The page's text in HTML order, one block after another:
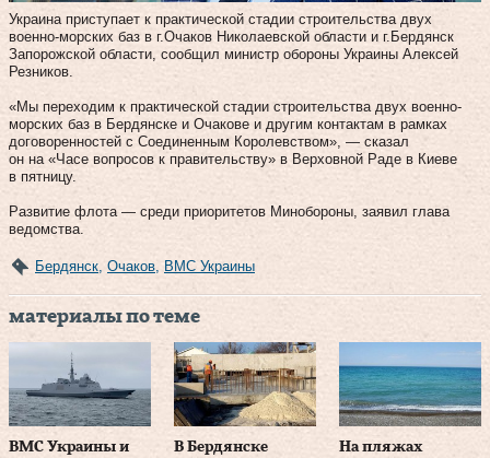
Украина приступает к практической стадии строительства двух
военно-морских баз в г.Очаков Николаевской области и г.Бердянск
Запорожской области, сообщил министр обороны Украины Алексей
Резников.
«Мы переходим к практической стадии строительства двух военно-
морских баз в Бердянске и Очакове и другим контактам в рамках
договоренностей с Соединенным Королевством», — сказал
он на «Часе вопросов к правительству» в Верховной Раде в Киеве
в пятницу.
Развитие флота — среди приоритетов Минобороны, заявил глава
ведомства.
Бердянск Очаков ВМС Украины
материалы по теме
ВМС Украины и
В Бердянске
На пляжах